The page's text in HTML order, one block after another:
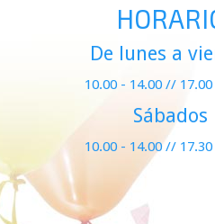
De lunes a
10.00 - 14.00 //
Sábados
10.00 - 14.00 //